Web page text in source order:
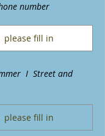
number
I Street and